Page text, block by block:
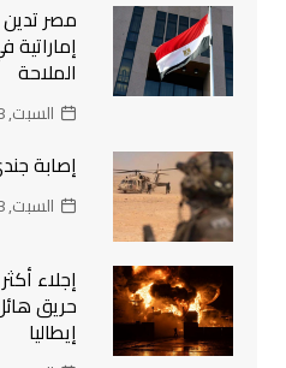
مصر
الملاحة
السبت, 8 أغسطس 2026, 18:54
إصابة
السبت, 8 أغسطس 2026, 18:54
حريق
إيطاليا